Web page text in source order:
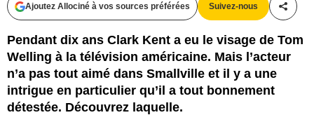
Ajoutez Allociné à vos sources préférées Suivez-nous
Pendant dix ans Clark Kent a eu le visage de Tom
Welling à la télévision américaine. Mais l’acteur
n’a pas tout aimé dans Smallville et il y a une
intrigue en particulier qu’il a tout bonnement
détestée. Découvrez laquelle.